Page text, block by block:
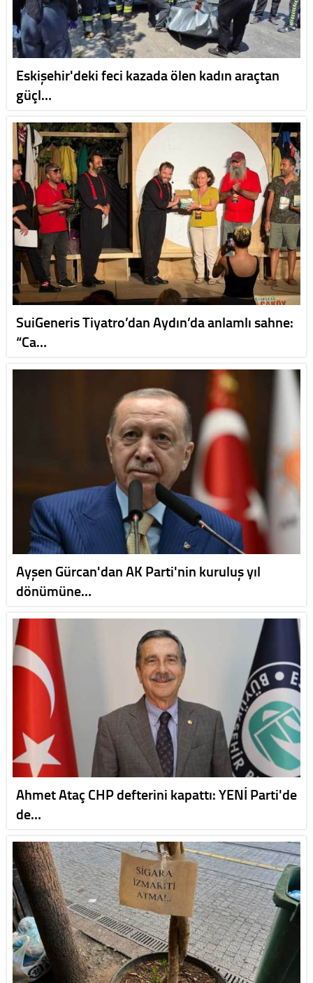
Eskişehir'deki feci kazada ölen kadın araçtan
güçl…
SuiGeneris Tiyatro’dan Aydın’da anlamlı sahne:
“Ca…
Ayşen Gürcan'dan AK Parti'nin kuruluş yıl
dönümüne…
Ahmet Ataç CHP defterini kapattı: YENİ Parti'de
de…